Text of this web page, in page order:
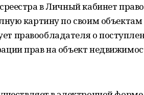
в Личный кабинет
картину по своим
правообладателя о
прав на объект